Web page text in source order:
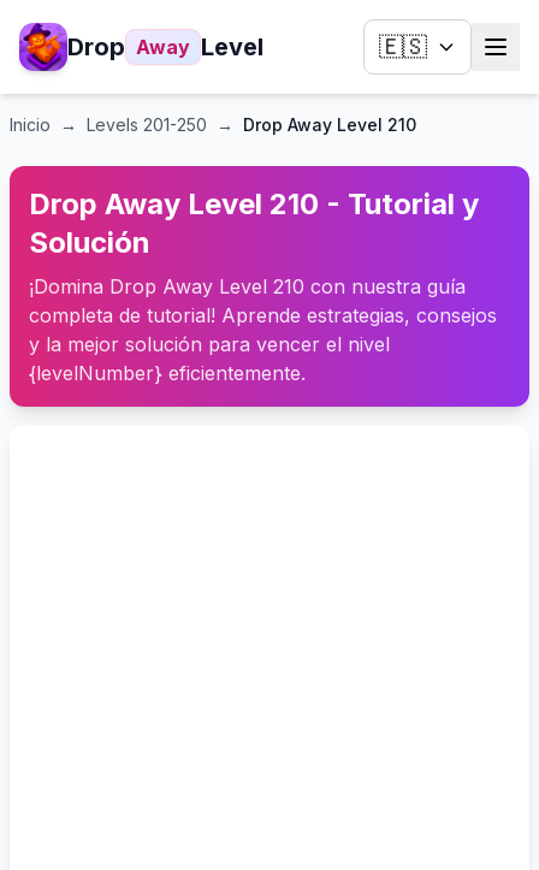
Drop Away Level 🇪🇸
Inicio → Levels 201-250 → Drop Away Level 210
Drop Away Level 210 - Tutorial y
Solución
¡Domina Drop Away Level 210 con nuestra guía
completa de tutorial! Aprende estrategias, consejos
y la mejor solución para vencer el nivel
{levelNumber} eficientemente.